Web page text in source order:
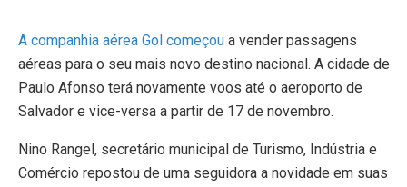
A companhia aérea Gol começou a vender passagens
aéreas para o seu mais novo destino nacional. A cidade de
Paulo Afonso terá novamente voos até o aeroporto de
Salvador e vice-versa a partir de 17 de novembro.
Nino Rangel, secretário municipal de Turismo, Indústria e
Comércio repostou de uma seguidora a novidade em suas